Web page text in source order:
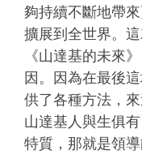
夠持續不斷地帶
擴展到全世界。
《山達基的未來
因。因為在最後
供了各種方法，
山達基人與生俱
特質，那就是領導